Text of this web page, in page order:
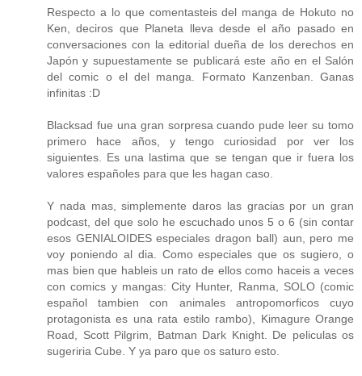
Respecto a lo que comentasteis del manga de Hokuto no
Ken, deciros que Planeta lleva desde el año pasado en
conversaciones con la editorial dueña de los derechos en
Japón y supuestamente se publicará este año en el Salón
del comic o el del manga. Formato Kanzenban. Ganas
infinitas :D
Blacksad fue una gran sorpresa cuando pude leer su tomo
primero hace años, y tengo curiosidad por ver los
siguientes. Es una lastima que se tengan que ir fuera los
valores españoles para que les hagan caso.
Y nada mas, simplemente daros las gracias por un gran
podcast, del que solo he escuchado unos 5 o 6 (sin contar
esos GENIALOIDES especiales dragon ball) aun, pero me
voy poniendo al dia. Como especiales que os sugiero, o
mas bien que hableis un rato de ellos como haceis a veces
con comics y mangas: City Hunter, Ranma, SOLO (comic
español tambien con animales antropomorficos cuyo
protagonista es una rata estilo rambo), Kimagure Orange
Road, Scott Pilgrim, Batman Dark Knight. De peliculas os
sugeriria Cube. Y ya paro que os saturo esto.